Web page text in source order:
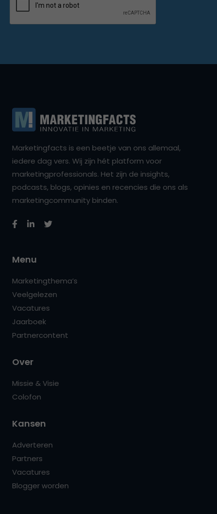
Marketingfacts is een beetje van ons allemaal,
iedere dag vers. Wij zijn hét platform voor
marketingprofessionals. Het zijn de insights,
podcasts, blogs, opinies en recencies die ons als
marketingcommunity binden.
Menu
Marketingthema’s
Veelgelezen
Vacatures
Jaarboek
Partnercontent
Over
Missie & Visie
Colofon
Kansen
Adverteren
Partners
Vacatures
Blogger worden